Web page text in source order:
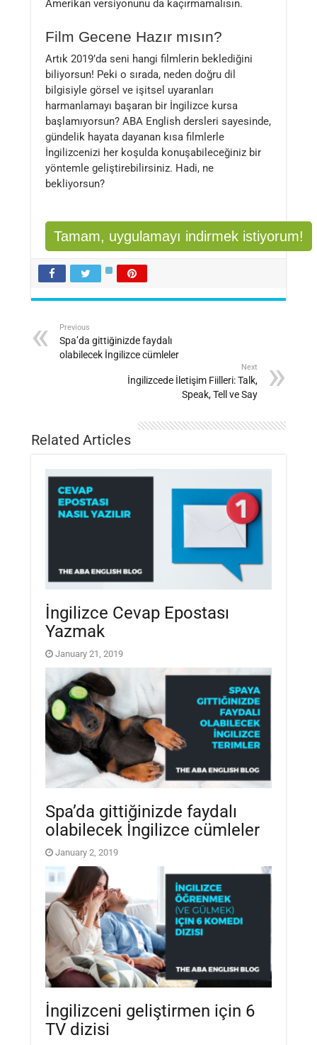
Amerikan versiyonunu da kaçırmamalısın.
Film Gecene Hazır mısın?
Artık 2019’da seni hangi filmlerin beklediğini
biliyorsun! Peki o sırada, neden doğru dil
bilgisiyle görsel ve işitsel uyaranları
harmanlamayı başaran bir İngilizce kursa
başlamıyorsun? ABA English dersleri sayesinde,
gündelik hayata dayanan kısa filmlerle
İngilizcenizi her koşulda konuşabileceğiniz bir
yöntemle geliştirebilirsiniz. Hadi, ne
bekliyorsun?
Tamam, uygulamayı indirmek istiyorum!
Previous
Spa’da gittiğinizde faydalı
olabilecek İngilizce cümleler
Next
İngilizcede İletişim Fiilleri: Talk,
Speak, Tell ve Say
Related Articles
İngilizce Cevap Epostası
Yazmak
January 21, 2019
Spa’da gittiğinizde faydalı
olabilecek İngilizce cümleler
January 2, 2019
İngilizceni geliştirmen için 6
TV dizisi